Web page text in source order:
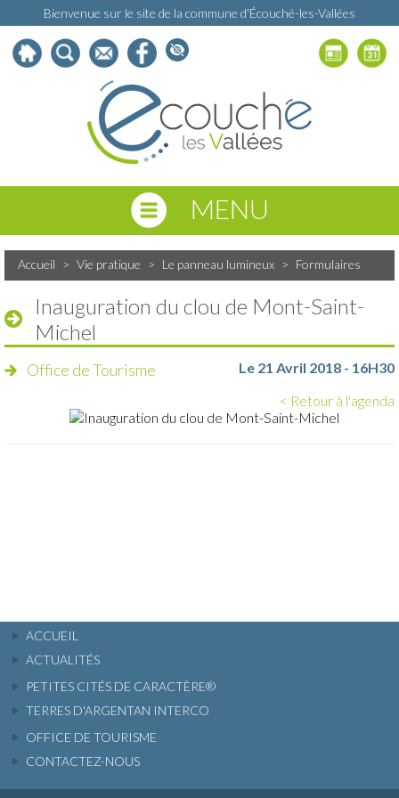
Bienvenue sur le site de la commune d'Écouché-les-Vallées
MENU
Accueil > Vie pratique > Le panneau lumineux > Formulaires
Inauguration du clou de Mont-Saint-
Michel
Office de Tourisme
Le 21 Avril 2018 - 16H30
< Retour à l'agenda
ACCUEIL
ACTUALITÉS
PETITES CITÉS DE CARACTÈRE®
TERRES D'ARGENTAN INTERCO
OFFICE DE TOURISME
CONTACTEZ-NOUS